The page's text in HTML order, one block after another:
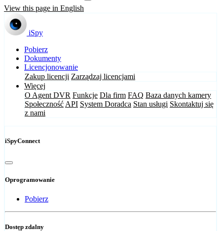
View this page in English
iSpy
Pobierz
Dokumenty
Licencjonowanie
Zakup licencji Zarządzaj licencjami
Więcej
O Agent DVR Funkcje Dla firm FAQ Baza danych kamery
Społeczność API System Doradca Stan usługi Skontaktuj się
z nami
iSpyConnect
Oprogramowanie
Pobierz
Dostęp zdalny